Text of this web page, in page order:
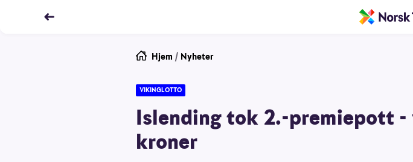
Hjem / Nyheter
VIKINGLOTTO
Islending tok 2.-premiepott -
kroner